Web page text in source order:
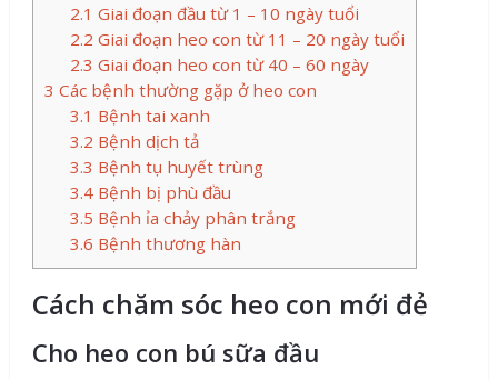
2.1 Giai đoạn đầu từ 1 – 10 ngày tuổi
2.2 Giai đoạn heo con từ 11 – 20 ngày tuổi
2.3 Giai đoạn heo con từ 40 – 60 ngày
3 Các bệnh thường gặp ở heo con
3.1 Bệnh tai xanh
3.2 Bệnh dịch tả
3.3 Bệnh tụ huyết trùng
3.4Bệnh bị phù đầu
3.5 Bệnh ỉa chảy phân trắng
3.6 Bệnh thương hàn
Cách chăm sóc heo con mới đẻ
Cho heo con bú sữa đầu